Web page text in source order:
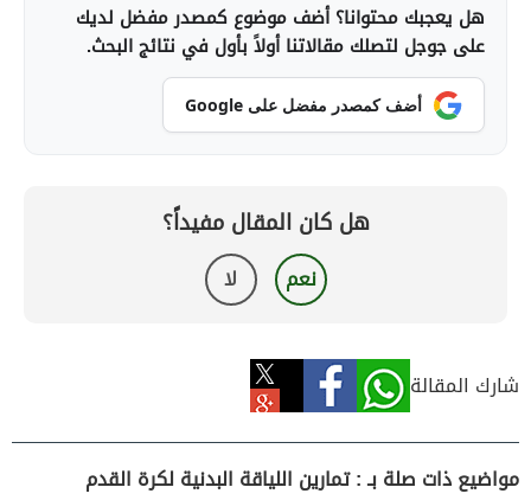
هل يعجبك محتوانا؟ أضف موضوع كمصدر مفضل لديك
على جوجل لتصلك مقالاتنا أولاً بأول في نتائج البحث.
أضف كمصدر مفضل على Google
هل كان المقال مفيداً؟
نعم لا
شارك المقالة
مواضيع ذات صلة بـ : تمارين اللياقة البدنية لكرة القدم